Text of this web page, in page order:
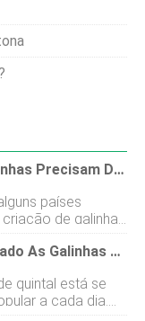
Por Que As Galinhas Precisam De Um Poleiro!
países
de galinhas
importa se você
quintal ou uma
galinhas precisam
vamos falar
De Quanto Cuidado As Galinhas Precisam?
quintal está se
a cada dia.
que haja pelo